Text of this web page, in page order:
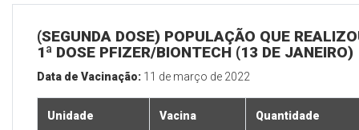
(SEGUNDA DOSE) POPULAÇÃO QUE
1ª DOSE PFIZER/BIONTECH (13 DE JANEIRO)
Data de Vacinação: 11 de março de 2022
Unidade Vacina Quantidade